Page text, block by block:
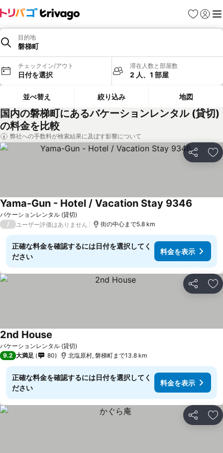
お気に入り
ログイ
メ
目的地
磐梯町
チェックイン/アウト
日付を選択
滞在人数と部屋数
2 人、1 部屋
並べ替え 絞り込み 地図
国内の磐梯町にあるバケーションレンタル (貸切)
の料金を比較
弊社への手数料が検索結果に及ぼす影響について
シェア お
バケーションレンタル (貸切)
Yama-Gun - Hotel / Vacation Stay 9346
/ ユーザー評価はありません 街の中心まで5.8 km
正確な料金を確認するには日付を選択してく
ださい
料金を表示
シェア お
バケーションレンタル (貸切)
2nd House
9.2 大満足 80 北塩原村, 磐梯町まで13.8 km
正確な料金を確認するには日付を選択してく
ださい
料金を表示
シェア お